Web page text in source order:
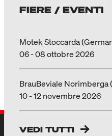
FIERE / EVENTI
Motek Stoccarda
06 - 08 ottobre 2026
BrauBeviale Norimberga
10 - 12 novembre 2026
VEDI TUTTI